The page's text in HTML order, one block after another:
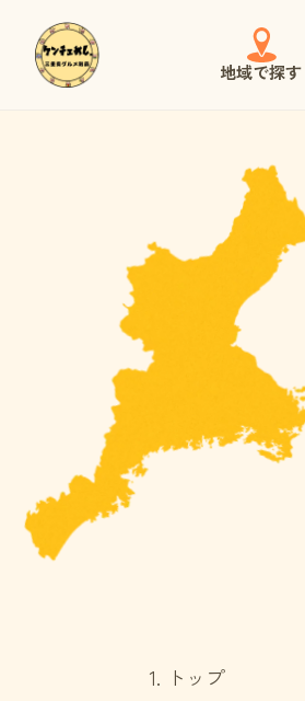
地域で探す
トップ